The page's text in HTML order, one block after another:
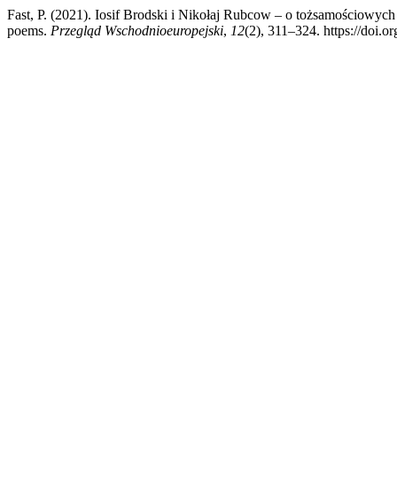
Fast, P. (2021). Iosif Brodski i Nikołaj Rubcow – o
poems. Przegląd Wschodnioeuropejski, 12(2), 311–324. https://